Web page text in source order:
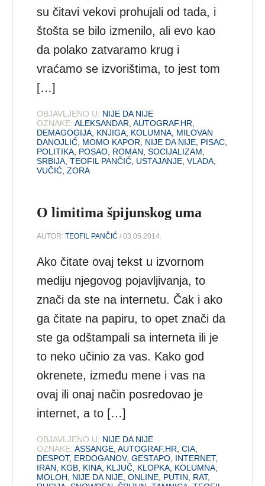
su čitavi vekovi prohujali od tada, i
štošta se bilo izmenilo, ali evo kao
da polako zatvaramo krug i
vraćamo se izvorištima, to jest tom
[…]
OBJAVLJENO U: NIJE DA NIJE
OZNAKE: ALEKSANDAR ,AUTOGRAF.HR
DEMAGOGIJA KNJIGA KOLUMNA MILOVAN
DANOJLIĆ MOMO KAPOR NIJE DA NIJE PISAC
POLITIKA POSAO ROMAN ,SOCIJALIZAM
SRBIJA ,TEOFIL PANČIĆ USTAJANJE ,VLADA
VUČIĆ ,ZORA
O limitima špijunskog uma
AUTOR:TEOFIL PANČIĆ / 03.05.2014.
Ako čitate ovaj tekst u izvornom
mediju njegovog pojavljivanja, to
znači da ste na internetu. Čak i ako
ga čitate na papiru, to opet znači da
ste ga odštampali sa interneta ili je
to neko učinio za vas. Kako god
okrenete, između mene i vas na
ovaj ili onaj način posredovao je
internet, a to […]
OBJAVLJENO U: NIJE DA NIJE
OZNAKE: ASSANGE,AUTOGRAF.HR,CIA,
DESPOT, ERDOGANOV,GESTAPO, INTERNET,
IRAN, KGB, KINA, KLJUČ, KLOPKA, KOLUMNA,
MOLOH, NIJE DA NIJE,ONLINE, PUTIN, RAT,